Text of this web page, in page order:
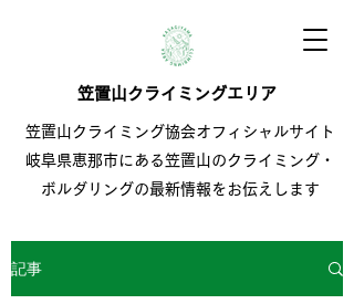
笠置山クライミング協会オフィシャルサイト
岐阜県恵那市にある笠置山のクライミング・
ボルダリングの最新情報をお伝えします
笠置山クライミングエリア
記事